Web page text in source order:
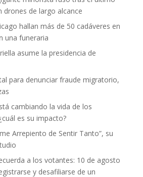
drones de largo alcance
hallan más de 50 cadáveres en
una funeraria
asume la presidencia de
para denunciar fraude migratorio,
cambiando la vida de los
es su impacto?
Arrepiento de Sentir Tanto”, su
a los votantes: 10 de agosto
y desafiliarse de un